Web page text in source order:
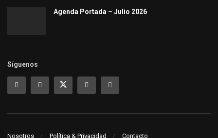
Agenda Portada – Julio 2026
Síguenos
Nosotros Política & Privacidad Contacto